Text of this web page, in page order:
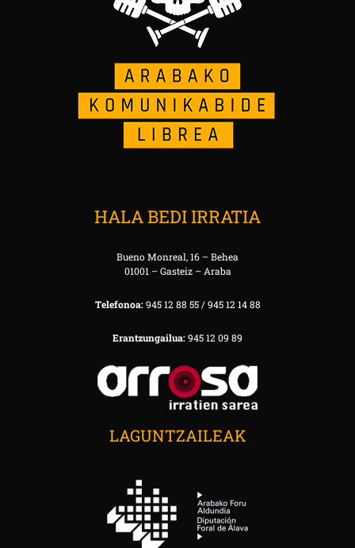
HALA BEDI IRRATIA
Bueno Monreal, 16 – Behea
01001 – Gasteiz – Araba
Telefonoa:945 12 88 55 / 945 12 14 88
Erantzungailua:945 12 09 89
LAGUNTZAILEAK